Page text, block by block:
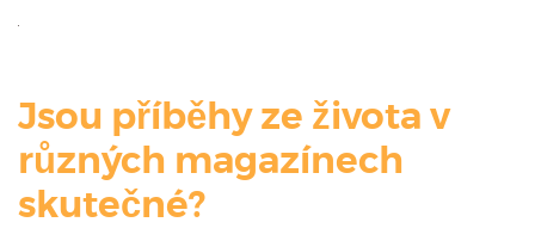
Jsou příběhy ze života v
různých magazínech
skutečné?